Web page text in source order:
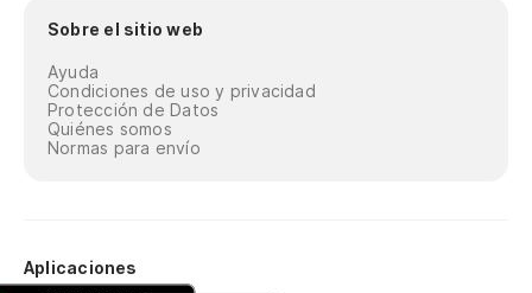
Sobre el sitio web
Ayuda
Condiciones de uso y privacidad
Protección de Datos
Quiénes somos
Normas para envío
Aplicaciones